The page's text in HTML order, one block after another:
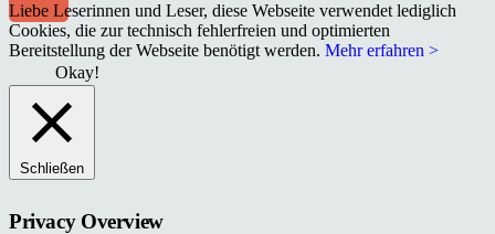
Liebe Leserinnen und Leser, diese Webseite verwendet lediglich
Cookies, die zur technisch fehlerfreien und optimierten
Bereitstellung der Webseite benötigt werden. Mehr erfahren >
Okay!
Schließen
Privacy Overview